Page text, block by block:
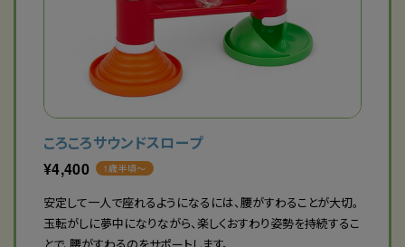
ころころサウンドスロープ
¥4,400 1歳半頃〜
安定して一人で座れるようになるには、腰がすわることが大切。
玉転がしに夢中になりながら、楽しくおすわり姿勢を持続するこ
とで、腰がすわるのをサポートします。